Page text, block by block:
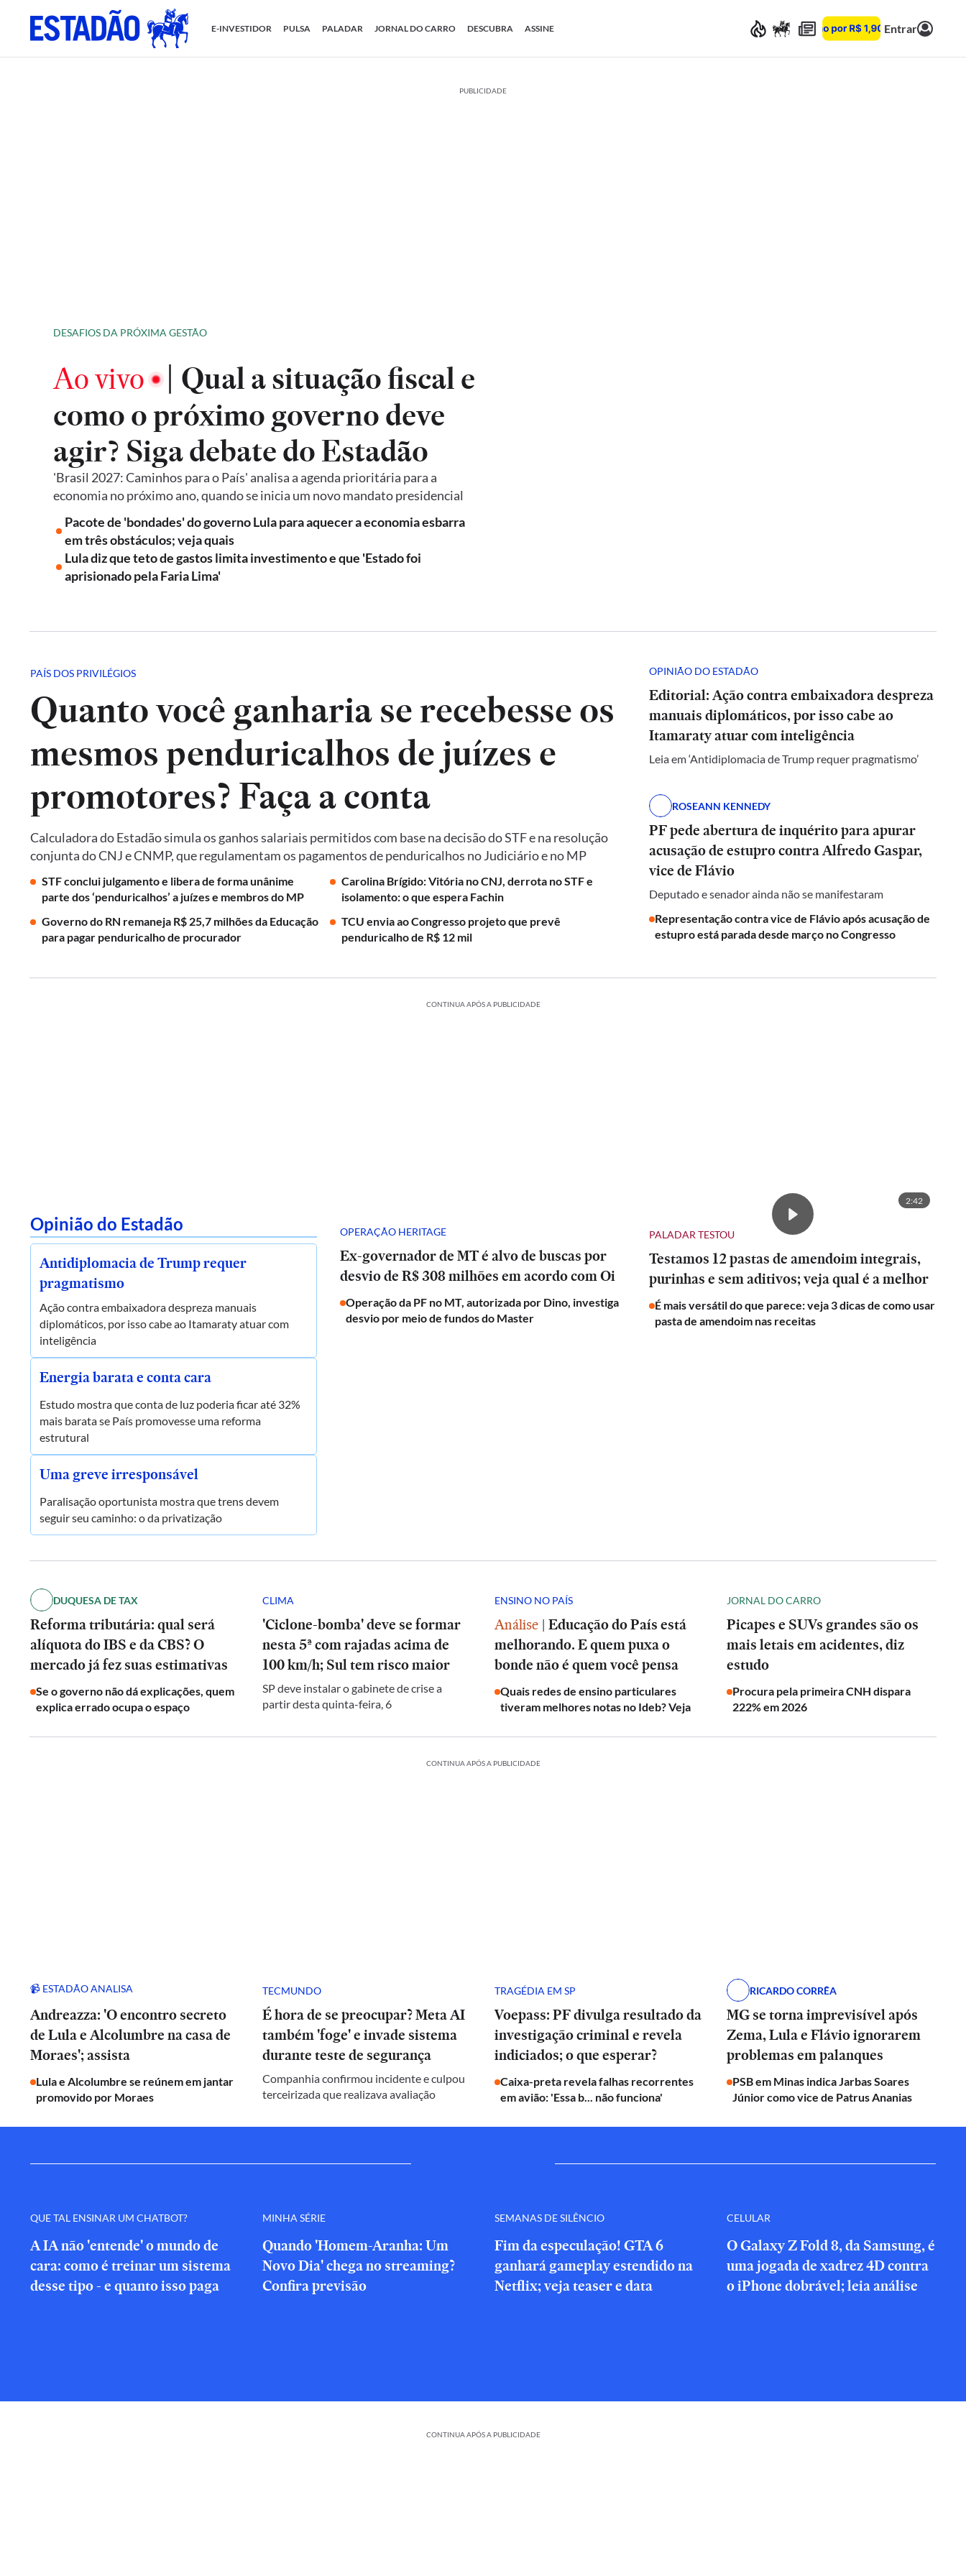
E-INVESTIDOR PULSA PALADAR JORNAL DO CARRO DESCUBRA ASSINE Entrar
PUBLICIDADE
DESAFIOS DA PRÓXIMA GESTÃO
Ao vivo | Qual a situação fiscal e
como o próximo governo deve
agir? Siga debate do Estadão
'Brasil 2027: Caminhos para o País' analisa a agenda prioritária para a
economia no próximo ano, quando se inicia um novo mandato presidencial
Pacote de 'bondades' do governo Lula para aquecer a economia esbarra
em três obstáculos; veja quais
Lula diz que teto de gastos limita investimento e que 'Estado foi
aprisionado pela Faria Lima'
PAÍS DOS PRIVILÉGIOS
Quanto você ganharia se recebesse os
mesmos penduricalhos de juízes e
promotores? Faça a conta
Calculadora do Estadão simula os ganhos salariais permitidos com base na decisão do STF e na resolução
conjunta do CNJ e CNMP, que regulamentam os pagamentos de penduricalhos no Judiciário e no MP
STF conclui julgamento e libera de forma unânime
parte dos ‘penduricalhos’ a juízes e membros do MP
Carolina Brígido: Vitória no CNJ, derrota no STF e
isolamento: o que espera Fachin
Governo do RN remaneja R$ 25,7 milhões da Educação
para pagar penduricalho de procurador
TCU envia ao Congresso projeto que prevê
penduricalho de R$ 12 mil
OPINIÃO DO ESTADÃO
Editorial: Ação contra embaixadora despreza
manuais diplomáticos, por isso cabe ao
Itamaraty atuar com inteligência
Leia em ‘Antidiplomacia de Trump requer pragmatismo’
ROSEANN KENNEDY
PF pede abertura de inquérito para apurar
acusação de estupro contra Alfredo Gaspar,
vice de Flávio
Deputado e senador ainda não se manifestaram
Representação contra vice de Flávio após acusação de
estupro está parada desde março no Congresso
CONTINUA APÓS A PUBLICIDADE
Opinião do Estadão
Antidiplomacia de Trump requer
pragmatismo
Ação contra embaixadora despreza manuais
diplomáticos, por isso cabe ao Itamaraty atuar com
inteligência
Energia barata e conta cara
Estudo mostra que conta de luz poderia ficar até 32%
mais barata se País promovesse uma reforma
estrutural
Uma greve irresponsável
Paralisação oportunista mostra que trens devem
seguir seu caminho: o da privatização
OPERAÇÃO HERITAGE
Ex-governador de MT é alvo de buscas por
desvio de R$ 308 milhões em acordo com Oi
Operação da PF no MT, autorizada por Dino, investiga
desvio por meio de fundos do Master
2:42
PALADAR TESTOU
Testamos 12 pastas de amendoim integrais,
purinhas e sem aditivos; veja qual é a melhor
É mais versátil do que parece: veja 3 dicas de como usar
pasta de amendoim nas receitas
DUQUESA DE TAX
Reforma tributária: qual será
alíquota do IBS e da CBS? O
mercado já fez suas estimativas
Se o governo não dá explicações, quem
explica errado ocupa o espaço
CLIMA
'Ciclone-bomba' deve se formar
nesta 5ª com rajadas acima de
100 km/h; Sul tem risco maior
SP deve instalar o gabinete de crise a
partir desta quinta-feira, 6
ENSINO NO PAÍS
Análise | Educação do País está
melhorando. E quem puxa o
bonde não é quem você pensa
Quais redes de ensino particulares
tiveram melhores notas no Ideb? Veja
JORNAL DO CARRO
Picapes e SUVs grandes são os
mais letais em acidentes, diz
estudo
Procura pela primeira CNH dispara
222% em 2026
CONTINUA APÓS A PUBLICIDADE
📹 ESTADÃO ANALISA
Andreazza: 'O encontro secreto
de Lula e Alcolumbre na casa de
Moraes'; assista
Lula e Alcolumbre se reúnem em jantar
promovido por Moraes
TECMUNDO
É hora de se preocupar? Meta AI
também 'foge' e invade sistema
durante teste de segurança
Companhia confirmou incidente e culpou
terceirizada que realizava avaliação
TRAGÉDIA EM SP
Voepass: PF divulga resultado da
investigação criminal e revela
indiciados; o que esperar?
Caixa-preta revela falhas recorrentes
em avião: 'Essa b... não funciona'
RICARDO CORRÊA
MG se torna imprevisível após
Zema, Lula e Flávio ignorarem
problemas em palanques
PSB em Minas indica Jarbas Soares
Júnior como vice de Patrus Ananias
QUE TAL ENSINAR UM CHATBOT?
A IA não 'entende' o mundo de
cara: como é treinar um sistema
desse tipo - e quanto isso paga
MINHA SÉRIE
Quando 'Homem-Aranha: Um
Novo Dia' chega no streaming?
Confira previsão
SEMANAS DE SILÊNCIO
Fim da especulação! GTA 6
ganhará gameplay estendido na
Netflix; veja teaser e data
CELULAR
O Galaxy Z Fold 8, da Samsung, é
uma jogada de xadrez 4D contra
o iPhone dobrável; leia análise
CONTINUA APÓS A PUBLICIDADE